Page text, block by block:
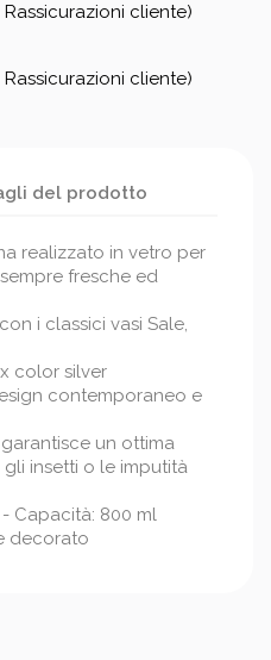
cliente)
cliente)
del prodotto
realizzato in vetro per
fresche ed
i classici vasi Sale,
color silver
contemporaneo e
un ottima
insetti o le imputità
- Capacità: 800 ml
decorato